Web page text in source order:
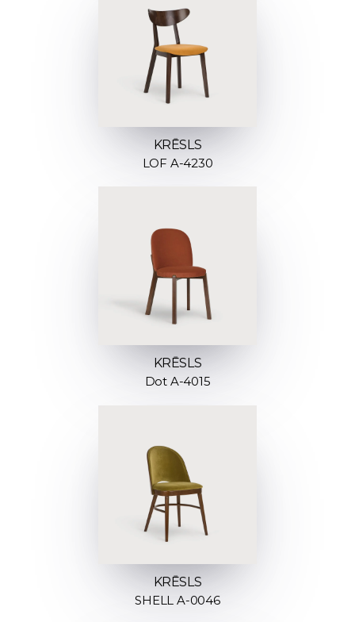
KRĒSLS
LOF A-4230
KRĒSLS
Dot A-4015
KRĒSLS
SHELL A-0046